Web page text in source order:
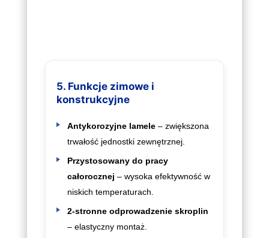
5. Funkcje zimowe i
konstrukcyjne
Antykorozyjne lamele– zwiększona
trwałość jednostki zewnętrznej.
Przystosowany do pracy
całorocznej – wysoka efektywność w
niskich temperaturach.
2‑stronne odprowadzenie skroplin
– elastyczny montaż.